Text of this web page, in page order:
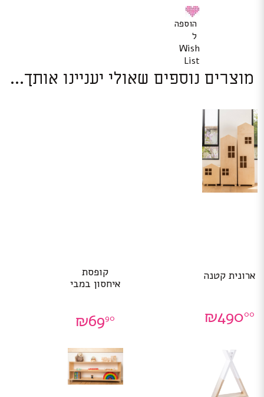
הוספה
ל
Wish
List
מוצרים נוספים שאולי יעניינו אותך...
ארונית קטנה
₪49000
קופסת
איחסון במבי
₪6990